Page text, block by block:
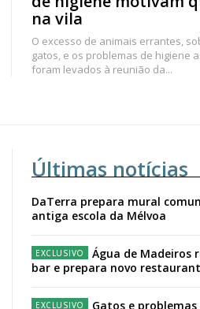
na vila
O excesso de animais errantes,
gatos, e os problemas de higiene
foram levados à reunião da...
Últimas notícias
DaTerra prepara mural
antiga escola da Mélvoa
Água de Madeiros
bar e prepara novo
Gatos e